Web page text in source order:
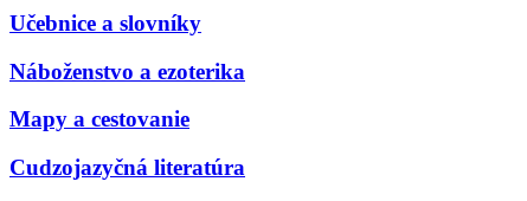
Učebnice a slovníky
Náboženstvo a ezoterika
Mapy a cestovanie
Cudzojazyčná literatúra